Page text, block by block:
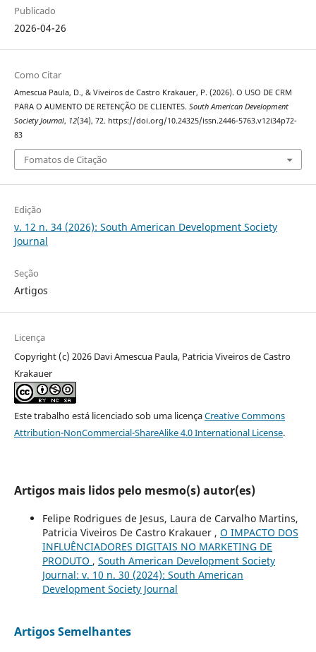
Publicado
2026-04-26
Como Citar
Amescua Paula, D., & Viveiros de Castro Krakauer, P. (2026). O USO DE CRM
PARA O AUMENTO DE RETENÇÃO DE CLIENTES. South American Development
Society Journal, 12(34), 72. https://doi.org/10.24325/issn.2446-5763.v12i34p72-
83
Fomatos de Citação
Edição
v. 12 n. 34 (2026): South American Development Society
Journal
Seção
Artigos
Licença
Copyright (c) 2026 Davi Amescua Paula, Patricia Viveiros de Castro
Krakauer
Este trabalho está licenciado sob uma licençaCreative Commons
Attribution-NonCommercial-ShareAlike 4.0 International License.
Artigos mais lidos pelo mesmo(s) autor(es)
Felipe Rodrigues de Jesus, Laura de Carvalho Martins,
Patricia Viveiros De Castro Krakauer , O IMPACTO DOS
INFLUÊNCIADORES DIGITAIS NO MARKETING DE
PRODUTO , South American Development Society
Journal: v. 10 n. 30 (2024): South American
Development Society Journal
Artigos Semelhantes